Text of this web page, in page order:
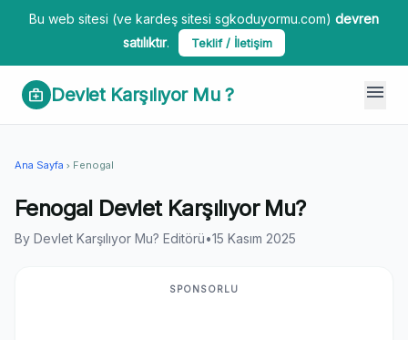
Bu web sitesi (ve kardeş sitesi sgkoduyormu.com) devren
satılıktır. Teklif / İletişim
medical_services Devlet Karşılıyor Mu ? menu
Ana Sayfa chevron_right Fenogal
Fenogal Devlet Karşılıyor Mu?
By Devlet Karşılıyor Mu? Editörü•15 Kasım 2025
SPONSORLU